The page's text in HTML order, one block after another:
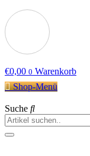
€0,00 0 Warenkorb
Shop-Menü
Suche